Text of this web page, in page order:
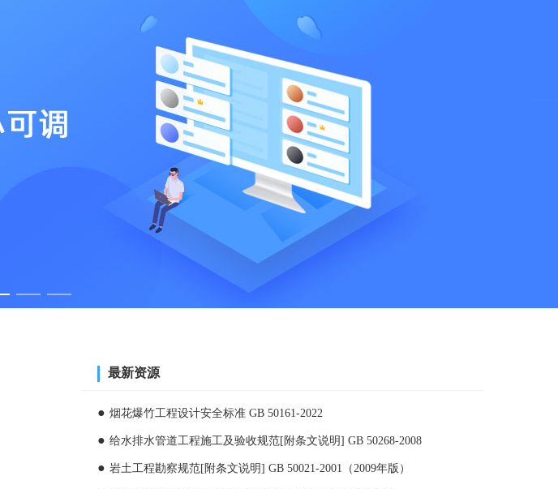
最新资源
烟花爆竹工程设计安全标准 GB 50161-2022
给水排水管道工程施工及验收规范[附条文说明] GB 50268-2008
岩土工程勘察规范[附条文说明] GB 50021-2001（2009年版）